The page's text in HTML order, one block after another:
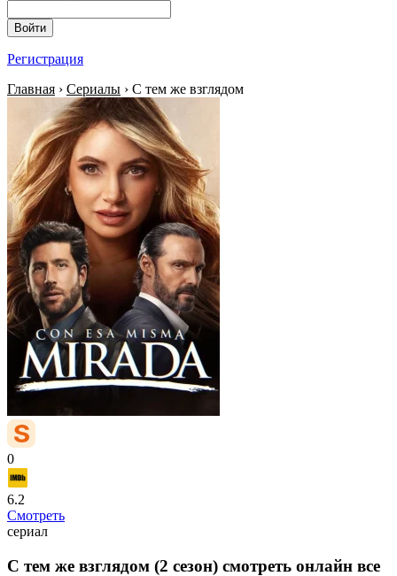
Войти
Регистрация
Главная › Сериалы › С тем же взглядом
0
6.2
Смотреть
сериал
С тем же взглядом (2 сезон) смотреть онлайн все